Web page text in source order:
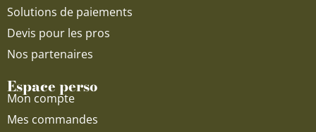
Solutions de paiements
Devis pour les pros
Nos partenaires
Espace perso
Mon compte
Mes commandes